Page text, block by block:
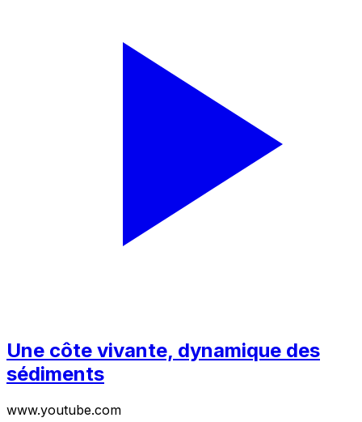
Une côte vivante, dynamique des
sédiments
www.youtube.com